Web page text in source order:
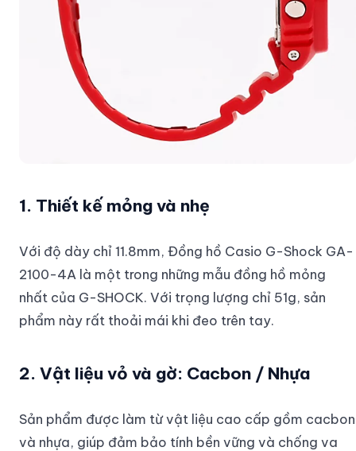
1. Thiết kế mỏng và nhẹ
Với độ dày chỉ 11.8mm, Đồng hồ Casio G-Shock GA-
2100-4A là một trong những mẫu đồng hồ mỏng
nhất của G-SHOCK. Với trọng lượng chỉ 51g, sản
phẩm này rất thoải mái khi đeo trên tay.
2. Vật liệu vỏ và gờ: Cacbon / Nhựa
Sản phẩm được làm từ vật liệu cao cấp gồm cacbon
và nhựa, giúp đảm bảo tính bền vững và chống va